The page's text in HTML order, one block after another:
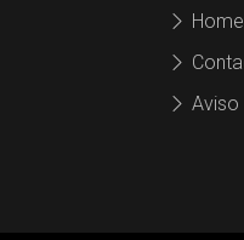
Home
Aviso